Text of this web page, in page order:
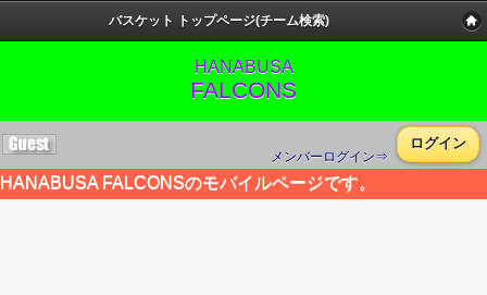
バスケット トップページ(チーム検索)
HANABUSA
FALCONS
メンバーログイン⇒
ログイン
HANABUSA FALCONSのモバイルページです。